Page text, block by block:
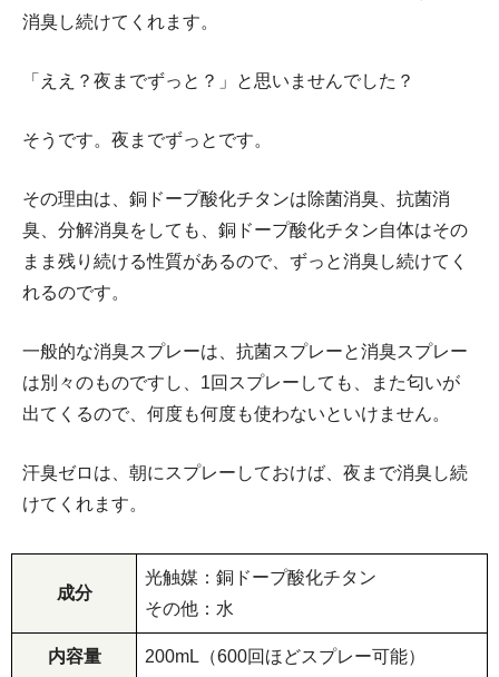
消臭し続けてくれます。
「ええ？夜までずっと？」と思いませんでした？
そうです。夜までずっとです。
その理由は、銅ドープ酸化チタンは除菌消臭、抗菌消
臭、分解消臭をしても、銅ドープ酸化チタン自体はその
まま残り続ける性質があるので、ずっと消臭し続けてく
れるのです。
一般的な消臭スプレーは、抗菌スプレーと消臭スプレー
は別々のものですし、1回スプレーしても、また匂いが
出てくるので、何度も何度も使わないといけません。
汗臭ゼロは、朝にスプレーしておけば、夜まで消臭し続
けてくれます。
成分
光触媒：銅ドープ酸化チタン
その他：水
内容量 200mL（600回ほどスプレー可能）